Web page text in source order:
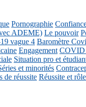
Pornographie
ADEME) Le pouvoir
vague 4 Baromètre
Engagement COVID
Situation pro et
et minorités
de réussite Réussite et